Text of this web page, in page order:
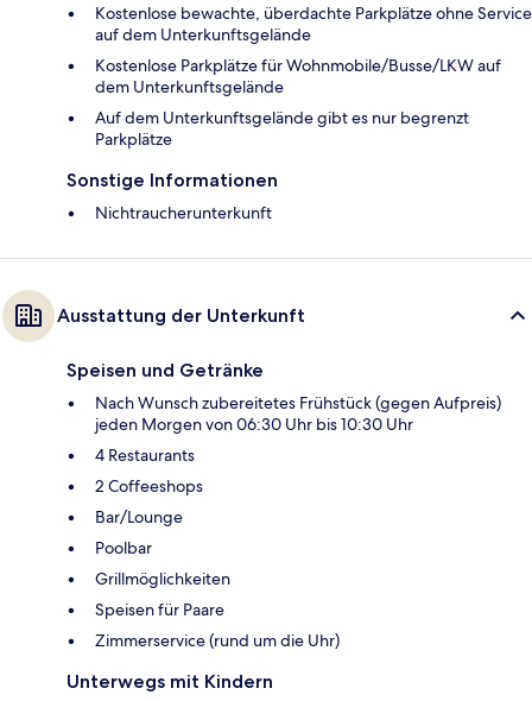
Kostenlose bewachte, überdachte Parkplätze ohne Service
auf dem Unterkunftsgelände
Kostenlose Parkplätze für Wohnmobile/Busse/LKW auf
dem Unterkunftsgelände
Auf dem Unterkunftsgelände gibt es nur begrenzt
Parkplätze
Sonstige Informationen
Nichtraucherunterkunft
Ausstattung der Unterkunft
Speisen und Getränke
Nach Wunsch zubereitetes Frühstück (gegen Aufpreis)
jeden Morgen von 06:30 Uhr bis 10:30 Uhr
4 Restaurants
2 Coffeeshops
Bar/Lounge
Poolbar
Grillmöglichkeiten
Speisen für Paare
Zimmerservice (rund um die Uhr)
Unterwegs mit Kindern